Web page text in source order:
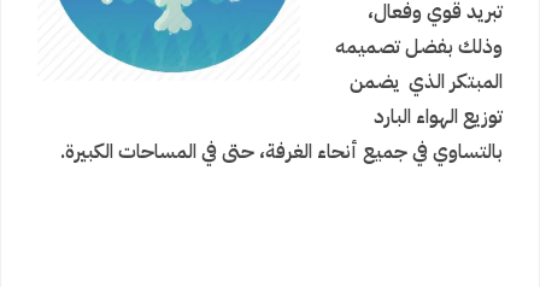
تبريد قوي وفعال،
وذلك بفضل تصميمه
المبتكر الذي يضمن
توزيع الهواء البارد
بالتساوي في جميع أنحاء الغرفة، حتى في المساحات الكبيرة.